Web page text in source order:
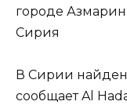
городе
Сирия
В Сирии
сообщает Al